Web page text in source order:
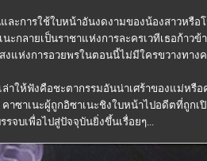
ละการใช้ใบหน้าอันงดงามของน้องสาวหรือ
นะกลายเป็นราชาแห่งการละครเวทีเธอก้าวข้
แห่งการอวยพรในตอนนี้ไม่มีใครขวางทาง
ล่าให้ฟังคือชะตากรรมอันน่าเศร้าของแม่หรือ
คาซาเนะผู้ถูกอิซาเนะชิงใบหน้าไปอดีตที่ถูก
จบเพื่อไปสู่ปัจจุบันยิ่งขึ้นเรื่อยๆ...